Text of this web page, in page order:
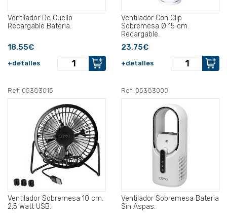
Ventilador De Cuello
Recargable Bateria.
18,55€
+detalles
Ventilador Con Clip
Sobremesa Ø 15 cm.
Recargable.
23,75€
+detalles
Ref: 05383015
Ventilador Sobremesa 10 cm.
2,5 Watt USB..
Ref: 05383000
Ventilador Sobremesa Bateria
Sin Aspas.